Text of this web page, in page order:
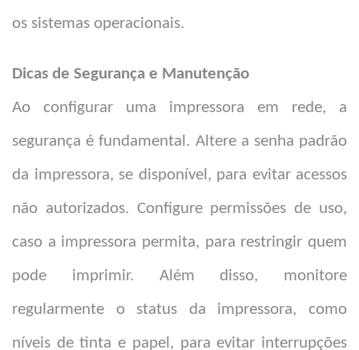
os sistemas operacionais.
Dicas de Segurança e Manutenção
Ao configurar uma impressora em rede, a
segurança é fundamental. Altere a senha padrão
da impressora, se disponível, para evitar acessos
não autorizados. Configure permissões de uso,
caso a impressora permita, para restringir quem
pode imprimir. Além disso, monitore
regularmente o status da impressora, como
níveis de tinta e papel, para evitar interrupções